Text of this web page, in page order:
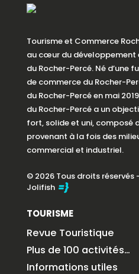
Tourisme et Commerce
au cœur du développement
du Rocher-Percé. Né d’une
de commerce du Rocher-
du Rocher-Percé en mai
du Rocher-Percé a un
fort, solide et uni, composé
provenant à la fois des
commercial et industriel.
© 2026 Tous droits réservés
Jolifish
TOURISME
Revue Touristique
Plus de 100 activités…
Informations utiles